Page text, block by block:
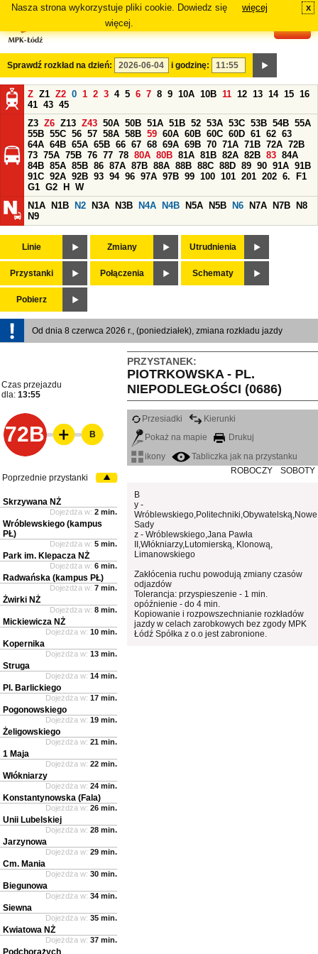
Nasza strona wykorzystuje pliki cookie. Dowiedz się
więcej.
więcej x
Sprawdź rozkład na dzień: i godzinę:
Z Z1 Z2 0 1 2 3 4 5 6 7 8 9 10A 10B 11 12 13 14 15 16
41 43 45
Z3 Z6 Z13 Z43 50A 50B 51A 51B 52 53A 53C 53B 54B 55A
55B 55C 56 57 58A 58B 59 60A 60B 60C 60D 61 62 63
64A 64B 65A 65B 66 67 68 69A 69B 70 71A 71B 72A 72B
73 75A 75B 76 77 78 80A 80B 81A 81B 82A 82B 83 84A
84B 85A 85B 86 87A 87B 88A 88B 88C 88D 89 90 91A 91B
91C 92A 92B 93 94 96 97A 97B 99 100 101 201 202 6.
F1
G1 G2 H
W
N1A
N1B N2 N3A N3B N4A N4B N5A N5B N6 N7A N7B
N8
N9
Linie Zmiany Utrudnienia
Przystanki Połączenia Schematy
Pobierz
Od dnia 8 czerwca 2026 r., (poniedziałek), zmiana rozkładu jazdy
PRZYSTANEK:
PIOTRKOWSKA - PL.
NIEPODLEGŁOŚCI (0686)
Czas przejazdu
dla: 13:55
72B
Przesiadki
Kierunki
Pokaż na mapie
Drukuj
ikony
Tabliczka jak na przystanku
ROBOCZY
SOBOTY
B
y -
Wróblewskiego,Politechniki,Obywatelską,Nowe
Sady
z - Wróblewskiego,Jana Pawła
II,Włókniarzy,Lutomierską, Klonową,
Limanowskiego
Zakłócenia ruchu powodują zmiany czasów
odjazdów
Tolerancja: przyspieszenie - 1 min.
opóźnienie - do 4 min.
Kopiowanie i rozpowszechnianie rozkładów
jazdy w celach zarobkowych bez zgody MPK
Łódź Spółka z o.o jest zabronione.
B
Poprzednie przystanki
Skrzywana NŻ
Dojeżdża w: 2 min.
Wróblewskiego (kampus
PŁ)
Dojeżdża w: 5 min.
Park im. Klepacza NŻ
Dojeżdża w: 6 min.
Radwańska (kampus PŁ)
Dojeżdża w: 7 min.
Żwirki NŻ
Dojeżdża w: 8 min.
Mickiewicza NŻ
Dojeżdża w: 10 min.
Kopernika
Dojeżdża w: 13 min.
Struga
Dojeżdża w: 14 min.
Pl. Barlickiego
Dojeżdża w: 17 min.
Pogonowskiego
Dojeżdża w: 19 min.
Żeligowskiego
Dojeżdża w: 21 min.
1 Maja
Dojeżdża w: 22 min.
Włókniarzy
Dojeżdża w: 24 min.
Konstantynowska (Fala)
Dojeżdża w: 26 min.
Unii Lubelskiej
Dojeżdża w: 28 min.
Jarzynowa
Dojeżdża w: 29 min.
Cm. Mania
Dojeżdża w: 30 min.
Biegunowa
Dojeżdża w: 34 min.
Siewna
Dojeżdża w: 35 min.
Kwiatowa NŻ
Dojeżdża w: 37 min.
Podchorążych